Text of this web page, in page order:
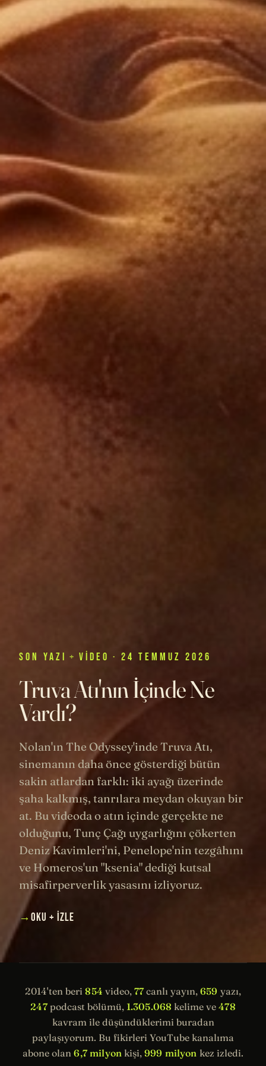
SON YAZI + VIDEO · 24 TEMMUZ 2026
Truva Atı'nın İçinde Ne
Vardı?
Nolan'ın The Odyssey'inde Truva Atı,
sinemanın daha önce gösterdiği bütün
sakin atlardan farklı: iki ayağı üzerinde
şaha kalkmış, tanrılara meydan okuyan bir
at. Bu videoda o atın içinde gerçekte ne
olduğunu, Tunç Çağı uygarlığını çökerten
Deniz Kavimleri'ni, Penelope'nin tezgâhını
ve Homeros'un "ksenia" dediği kutsal
misafirperverlik yasasını izliyoruz.
→ OKU + İZLE
2014'ten beri854 video, 77canlı yayın,659 yazı,
247podcast bölümü, 1.305.068 kelime ve478
kavram ile düşündüklerimi buradan
paylaşıyorum. Bu fikirleri YouTube kanalıma
abone olan6,7 milyon kişi, 999 milyon kez izledi.